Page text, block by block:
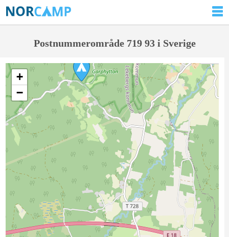
Postnummerområde 719 93 i Sverige
+
−